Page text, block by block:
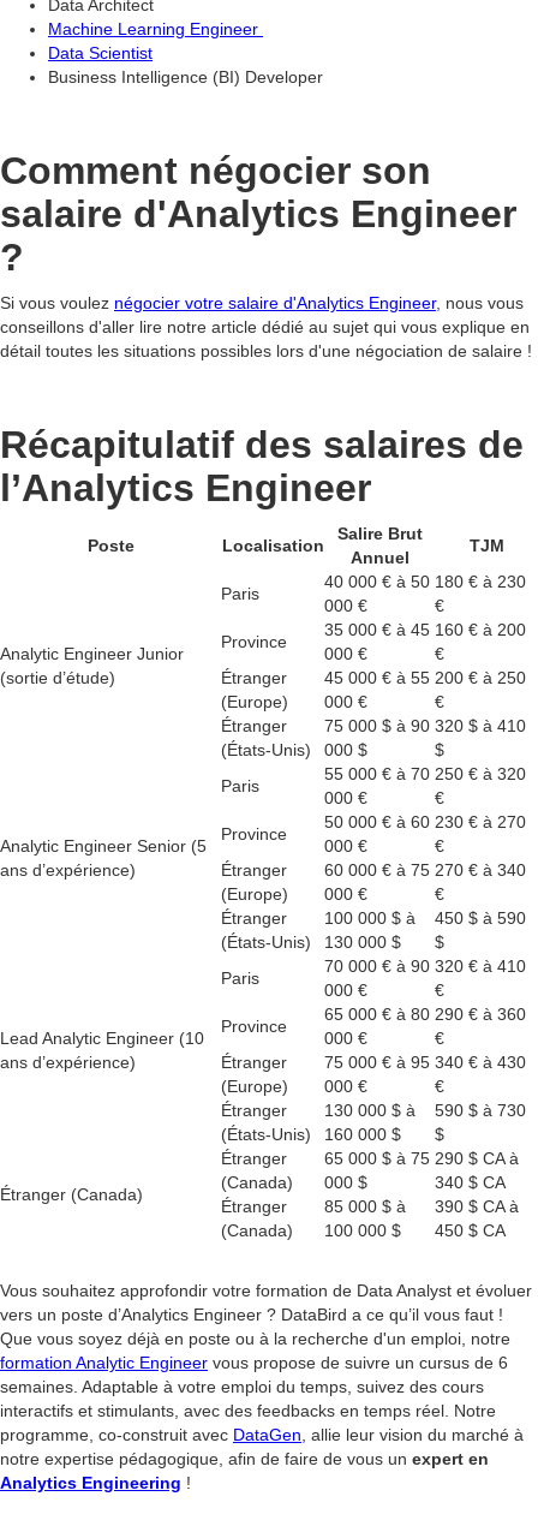
Data Architect
Machine Learning Engineer
Data Scientist
Business Intelligence (BI) Developer
Comment négocier son
salaire d'Analytics Engineer
?
Si vous voulez négocier votre salaire d'Analytics Engineer, nous vous
conseillons d'aller lire notre article dédié au sujet qui vous explique en
détail toutes les situations possibles lors d'une négociation de salaire !
Récapitulatif des salaires de
l’Analytics Engineer
Poste Localisation
Salire Brut
Annuel
TJM
Analytic Engineer Junior
(sortie d’étude)
Paris
40 000 € à 50
000 €
180 € à 230
€
Province
35 000 € à 45
000 €
160 € à 200
€
Étranger
(Europe)
45 000 € à 55
000 €
200 € à 250
€
Étranger
(États-Unis)
75 000 $ à 90
000 $
320 $ à 410
$
Analytic Engineer Senior (5
ans d’expérience)
Paris
55 000 € à 70
000 €
250 € à 320
€
Province
50 000 € à 60
000 €
230 € à 270
€
Étranger
(Europe)
60 000 € à 75
000 €
270 € à 340
€
Étranger
(États-Unis)
100 000 $ à
130 000 $
450 $ à 590
$
Lead Analytic Engineer (10
ans d’expérience)
Paris
70 000 € à 90
000 €
320 € à 410
€
Province
65 000 € à 80
000 €
290 € à 360
€
Étranger
(Europe)
75 000 € à 95
000 €
340 € à 430
€
Étranger
(États-Unis)
130 000 $ à
160 000 $
590 $ à 730
$
Étranger (Canada)
Étranger
(Canada)
65 000 $ à 75
000 $
290 $ CA à
340 $ CA
Étranger
(Canada)
85 000 $ à
100 000 $
390 $ CA à
450 $ CA
Vous souhaitez approfondir votre formation de Data Analyst et évoluer
vers un poste d’Analytics Engineer ? DataBird a ce qu’il vous faut !
Que vous soyez déjà en poste ou à la recherche d'un emploi, notre
formation Analytic Engineer vous propose de suivre un cursus de 6
semaines. Adaptable à votre emploi du temps, suivez des cours
interactifs et stimulants, avec des feedbacks en temps réel. Notre
programme, co-construit avec DataGen , allie leur vision du marché à
notre expertise pédagogique, afin de faire de vous un expert en
Analytics Engineering !